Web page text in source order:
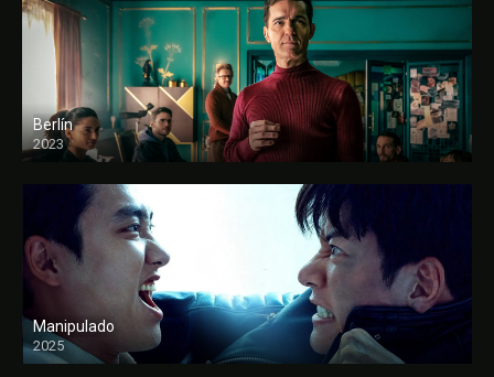
Berlín
2023
Manipulado
2025